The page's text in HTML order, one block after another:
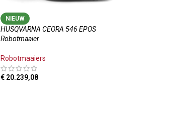
NIEUW
HUSQVARNA CEORA 546 EPOS
Robotmaaier
Robotmaaiers
€ 20.239,08